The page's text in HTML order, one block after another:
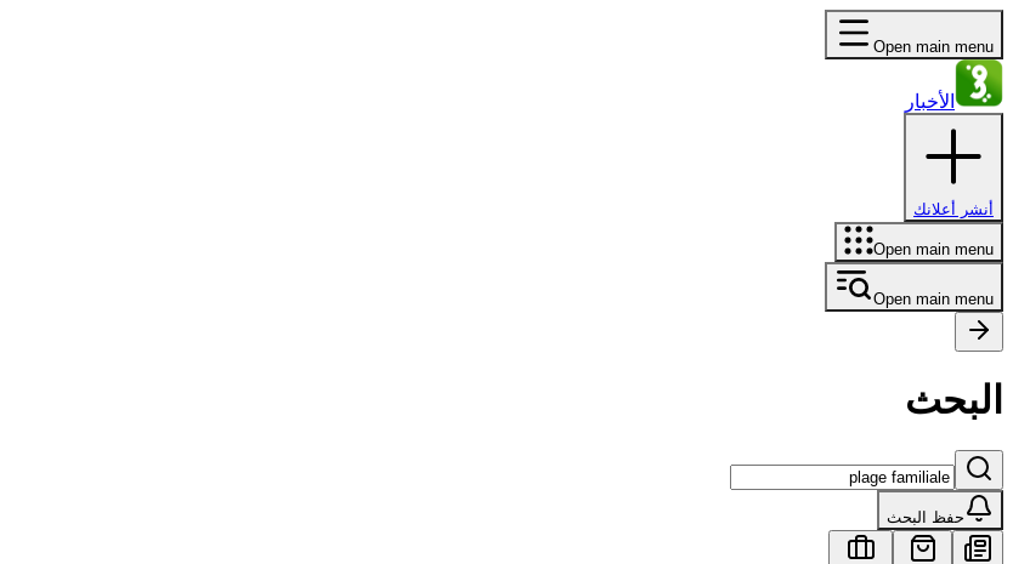
Open main menu
الأخبار
أنشر أعلانك
Open main menu
Open main menu
البحث
حفظ البحث